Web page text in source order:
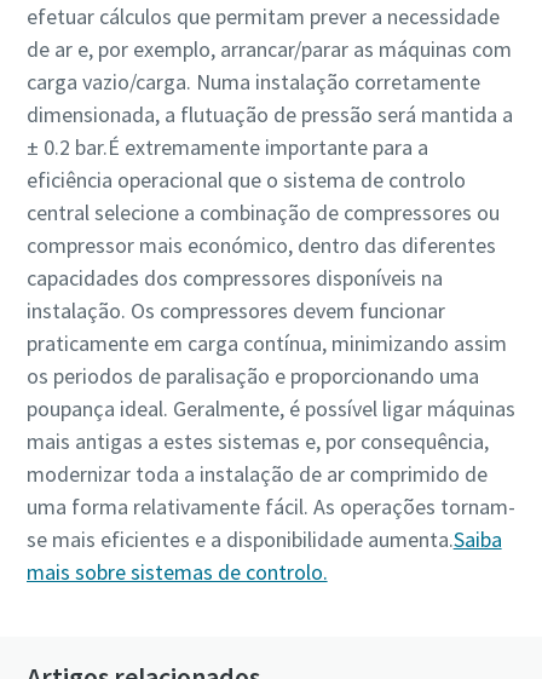
Tudo o que precisa de saber sobre o seu
procedimento de transporte pneumático
Descubra como pode criar um procedimento de transporte
efetuar cálculos que permitam prever a necessidade
de ar e, por exemplo, arrancar/parar as máquinas com
carga vazio/carga. Numa instalação corretamente
dimensionada, a flutuação de pressão será mantida a
± 0.2 bar.É extremamente importante para a
eficiência operacional que o sistema de controlo
central selecione a combinação de compressores ou
compressor mais económico, dentro das diferentes
capacidades dos compressores disponíveis na
instalação. Os compressores devem funcionar
praticamente em carga contínua, minimizando assim
os periodos de paralisação e proporcionando uma
poupança ideal. Geralmente, é possível ligar máquinas
mais antigas a estes sistemas e, por consequência,
modernizar toda a instalação de ar comprimido de
uma forma relativamente fácil. As operações tornam-
se mais eficientes e a disponibilidade aumenta.Saiba
mais sobre sistemas de controlo.